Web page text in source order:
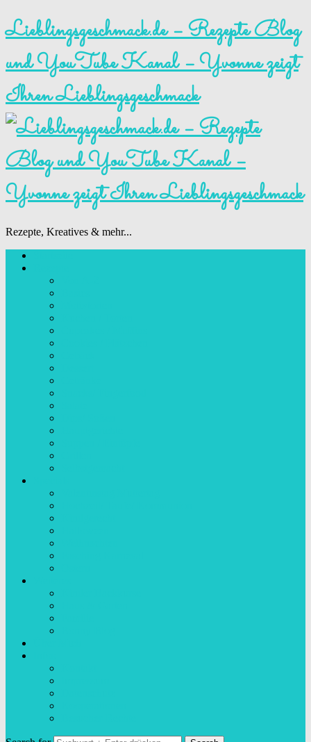
Lieblingsgeschmack.de – Rezepte Blog
und YouTube Kanal – Yvonne zeigt
Ihren Lieblingsgeschmack
Rezepte, Kreatives & mehr...